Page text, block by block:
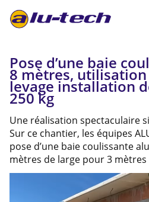
Pose d’une baie
8 mètres,
levage installation
250 kg
Une réalisation spectaculaire
Sur ce chantier, les équipes
pose d’une baie coulissante
mètres de large pour 3